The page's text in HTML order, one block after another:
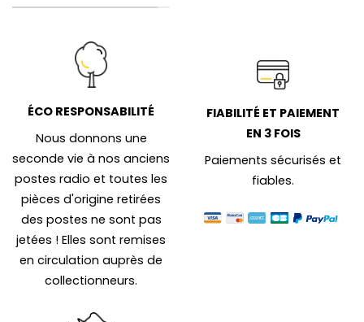
ÉCO RESPONSABILITÉ
Nous donnons une
seconde vie à nos anciens
postes radio et toutes les
pièces d'origine retirées
des postes ne sont pas
jetées ! Elles sont remises
en circulation auprès de
collectionneurs.
FIABILITÉ ET PAIEMENT
EN 3 FOIS
Paiements sécurisés et
fiables.